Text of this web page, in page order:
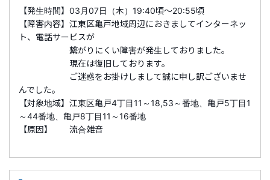
【発生時間】03月07日（木）19:40頃～20:55頃
【障害内容】江東区亀戸地域周辺におきましてインターネッ
ト、電話サービスが
繋がりにくい障害が発生しておりました。
現在は復旧しております。
ご迷惑をお掛けしまして誠に申し訳ございませ
んでした。
【対象地域】江東区亀戸4丁目11～18,53～番地、亀戸5丁目1
～44番地、亀戸8丁目11～16番地
【原因】 流合雑音